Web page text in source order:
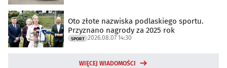
Oto złote nazwiska podlaskiego sportu.
Przyznano nagrody za 2025 rok
SPORT 2026.08.07 14:30
WIĘCEJ WIADOMOŚCI